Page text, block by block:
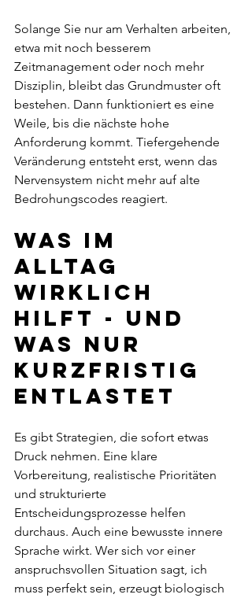
Solange Sie nur am Verhalten arbeiten,
etwa mit noch besserem
Zeitmanagement oder noch mehr
Disziplin, bleibt das Grundmuster oft
bestehen. Dann funktioniert es eine
Weile, bis die nächste hohe
Anforderung kommt. Tiefergehende
Veränderung entsteht erst, wenn das
Nervensystem nicht mehr auf alte
Bedrohungscodes reagiert.
Was im
Alltag
wirklich
hilft - und
was nur
kurzfristig
entlastet
Es gibt Strategien, die sofort etwas
Druck nehmen. Eine klare
Vorbereitung, realistische Prioritäten
und strukturierte
Entscheidungsprozesse helfen
durchaus. Auch eine bewusste innere
Sprache wirkt. Wer sich vor einer
anspruchsvollen Situation sagt, ich
muss perfekt sein, erzeugt biologisch